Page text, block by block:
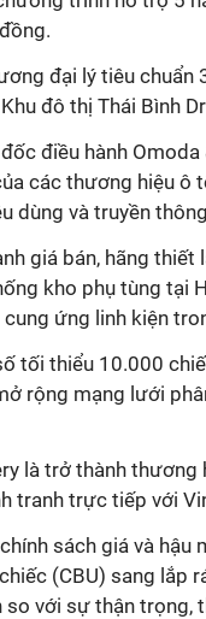
đại lý tiêu chuẩn
đô thị Thái Bình
điều hành
các thương hiệu ô
dùng và truyền
giá bán, hãng
kho phụ tùng tại
ứng linh kiện
tối thiểu 10.000
rộng mạng lưới
là trở thành
tranh trực tiếp với
sách giá và hậu
(CBU) sang lắp
so với sự thận trọng,